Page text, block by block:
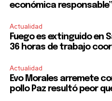
económica responsable”
Actualidad
Fuego es extinguido en
36 horas de trabajo
Actualidad
Evo Morales arremete
pollo Paz resultó peor